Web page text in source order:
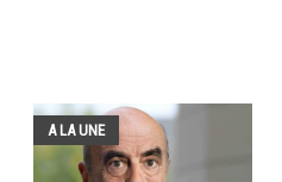
A LA UNE